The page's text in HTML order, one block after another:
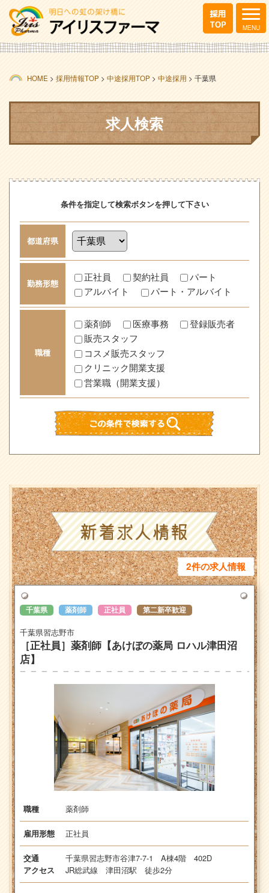
HOME > 採用情報TOP > 中途採用TOP > 中途採用 > 千葉県
求人検索
条件を指定して検索ボタンを押して下さい
都道府県
勤務形態
正社員 契約社員
パート
アルバイト
パート・アルバイト
職種
薬剤師 医療事務
登録販売者
販売スタッフ
コスメ販売スタッフ
クリニック開業支援
営業職（開業支援）
2件の求人情報
千葉県 薬剤師 正社員 第二新卒歓迎
千葉県習志野市
［正社員］薬剤師【あけぼの薬局 ロハル津田沼
店】
職種 薬剤師
雇用形態 正社員
交通
アクセス
千葉県習志野市谷津7-7-1 A棟4階 402D
JR総武線 津田沼駅 徒歩2分